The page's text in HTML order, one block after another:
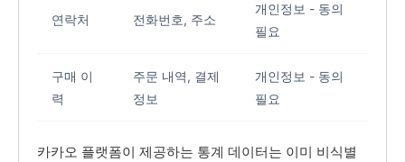
연락처 전화번호, 주소
개인정보 - 동의
필요
구매 이
력
주문 내역, 결제
정보
개인정보 - 동의
필요
카카오 플랫폼이 제공하는 통계 데이터는 이미 비식별